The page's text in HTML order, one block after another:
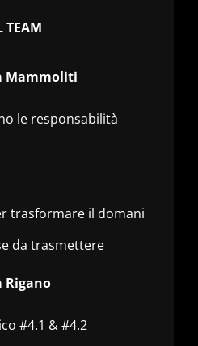
TEAM
Mammoliti
le responsabilità
trasformare il domani
da trasmettere
Rigano
#4.1 & #4.2